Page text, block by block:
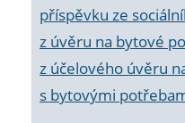
příspěvku ze
z úvěru na bytové
z účelového úvěru
s bytovými